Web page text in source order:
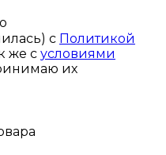
с Политикой
же с условиями
их